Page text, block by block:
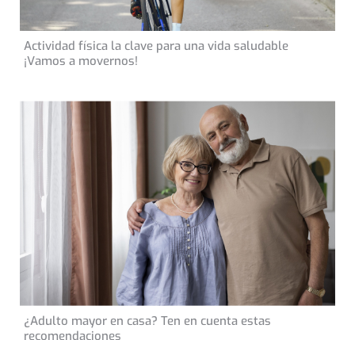
11 de abril de 2021
CONSEJOS DE SALUD
Actividad física la clave para una vida saludable
¡Vamos a movernos!
11 de septiembre de 2024
CONSEJOS DE SALUD
¿Adulto mayor en casa? Ten en cuenta estas
recomendaciones